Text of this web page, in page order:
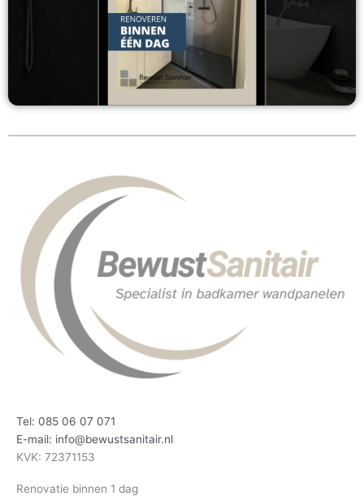
Tel: 085 06 07 071
E-mail: info@bewustsanitair.nl
KVK: 72371153
Renovatie binnen 1 dag